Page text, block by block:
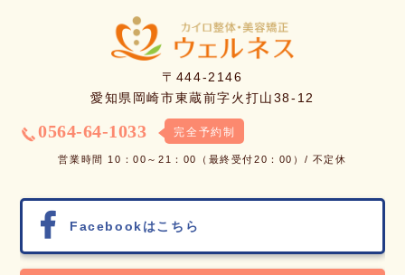
〒444-2146
愛知県岡崎市東蔵前字火打山38-12
0564-64-1033 完全予約制
営業時間 10：00～21：00（最終受付20：00）/ 不定休
Facebookはこちら